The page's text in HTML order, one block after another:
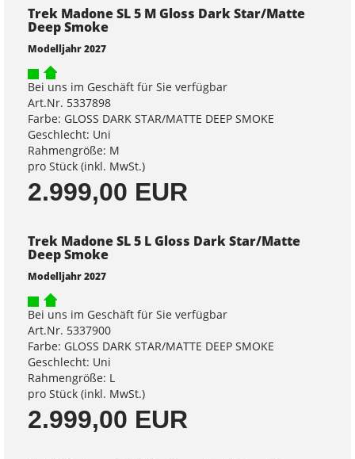
Trek Madone SL 5 M Gloss Dark Star/Matte
Deep Smoke
Modelljahr 2027
Bei uns im Geschäft für Sie verfügbar
Art.Nr. 5337898
Farbe: GLOSS DARK STAR/MATTE DEEP SMOKE
Geschlecht: Uni
Rahmengröße: M
pro Stück (inkl. MwSt.)
2.999,00 EUR
Trek Madone SL 5 L Gloss Dark Star/Matte
Deep Smoke
Modelljahr 2027
Bei uns im Geschäft für Sie verfügbar
Art.Nr. 5337900
Farbe: GLOSS DARK STAR/MATTE DEEP SMOKE
Geschlecht: Uni
Rahmengröße: L
pro Stück (inkl. MwSt.)
2.999,00 EUR